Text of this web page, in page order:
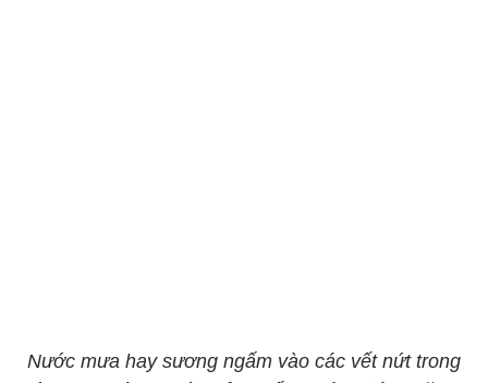
Nước mưa hay sương ngấm vào các vết nứt trong